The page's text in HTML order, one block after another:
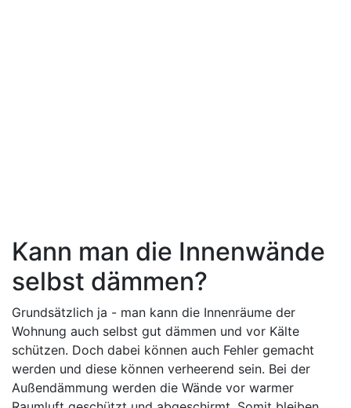
Kann man die Innenwände
selbst dämmen?
Grundsätzlich ja - man kann die Innenräume der
Wohnung auch selbst gut dämmen und vor Kälte
schützen. Doch dabei können auch Fehler gemacht
werden und diese können verheerend sein. Bei der
Außendämmung werden die Wände vor warmer